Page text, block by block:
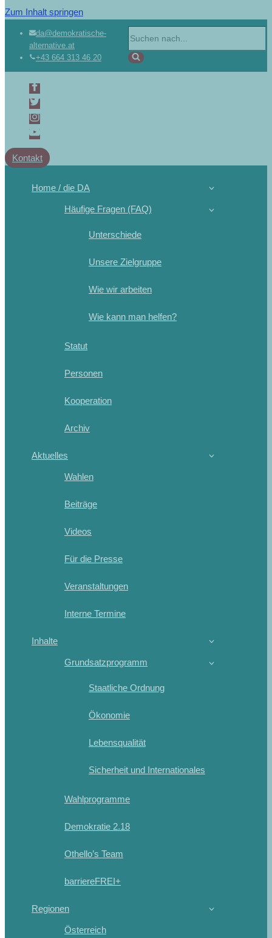
Zum Inhalt springen
da@demokratische-
alternative.at
+43 664 313 46 20
Kontakt
Home / die DA
Häufige Fragen (FAQ)
Unterschiede
Unsere Zielgruppe
Wie wir arbeiten
Wie kann man helfen?
Statut
Personen
Kooperation
Archiv
Aktuelles
Wahlen
Beiträge
Videos
Für die Presse
Veranstaltungen
Interne Termine
Inhalte
Grundsatzprogramm
Staatliche Ordnung
Ökonomie
Lebensqualität
Sicherheit und Internationales
Wahlprogramme
Demokratie 2.18
Othello’s Team
barriereFREI+
Regionen
Österreich